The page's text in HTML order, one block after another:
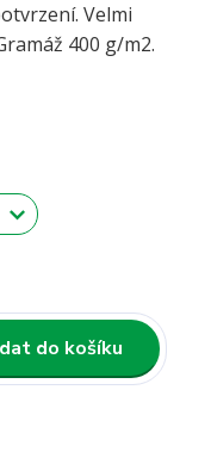
Velmi
400 g/m2.
do košíku